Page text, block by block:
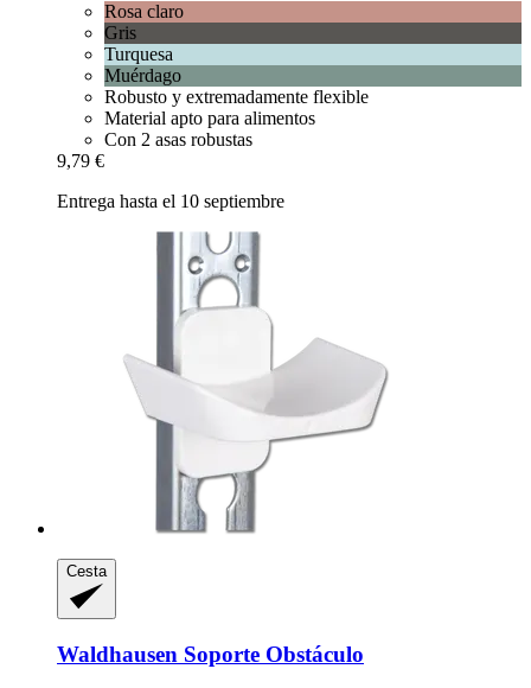
Rosa claro
Gris
Turquesa
Muérdago
Robusto y extremadamente flexible
Material apto para alimentos
Con 2 asas robustas
9,79 €
Entrega hasta el 10 septiembre
Cesta
Waldhausen Soporte Obstáculo